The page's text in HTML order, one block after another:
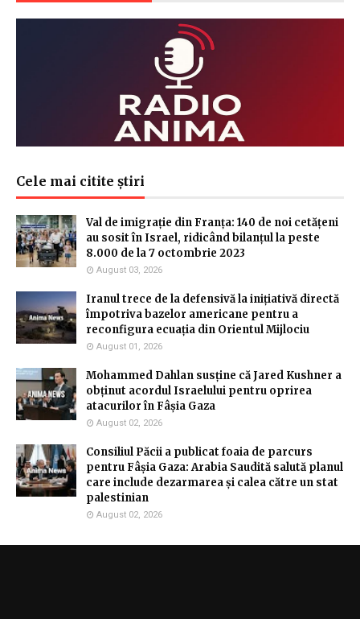
Cele mai citite știri
Val de imigrație din Franța: 140 de noi cetățeni
au sosit în Israel, ridicând bilanțul la peste
8.000 de la 7 octombrie 2023
August 03, 2026
Iranul trece de la defensivă la inițiativă directă
împotriva bazelor americane pentru a
reconfigura ecuația din Orientul Mijlociu
August 01, 2026
Mohammed Dahlan susține că Jared Kushner a
obținut acordul Israelului pentru oprirea
atacurilor în Fâșia Gaza
August 02, 2026
Consiliul Păcii a publicat foaia de parcurs
pentru Fâșia Gaza: Arabia Saudită salută planul
care include dezarmarea și calea către un stat
palestinian
August 02, 2026